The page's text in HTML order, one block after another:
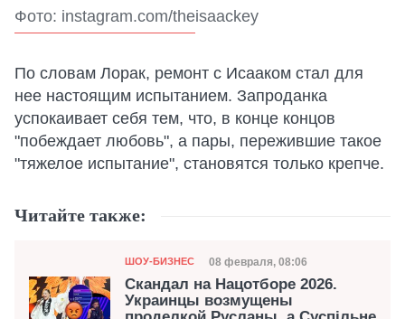
Фото: instagram.com/theisaackey
По словам Лорак, ремонт с Исааком стал для
нее настоящим испытанием. Запроданка
успокаивает себя тем, что, в конце концов
"побеждает любовь", а пары, пережившие такое
"тяжелое испытание", становятся только крепче.
Читайте также:
Категория
ШОУ-БИЗНЕС Дата публикации
08 февраля, 08:06
Скандал на Нацотборе 2026.
Украинцы возмущены